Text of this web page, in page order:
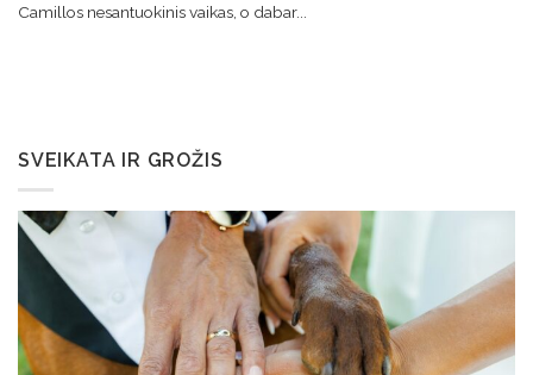
Camillos nesantuokinis vaikas, o dabar...
SVEIKATA IR GROŽIS